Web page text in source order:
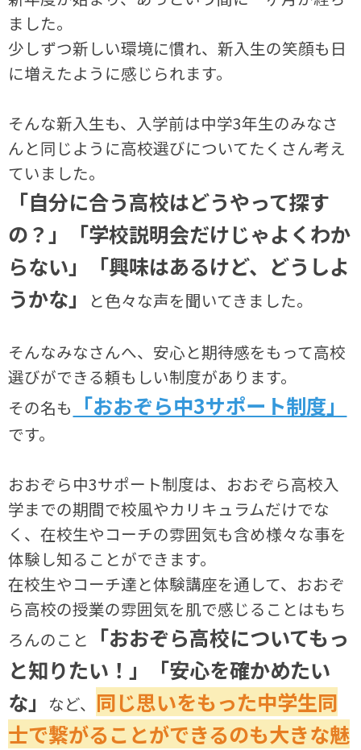
ました。
少しずつ新しい環境に慣れ、新入生の笑顔も日
に増えたように感じられます。
そんな新入生も、入学前は中学3年生のみなさ
んと同じように高校選びについてたくさん考え
ていました。
「自分に合う高校はどうやって探す
の？」「学校説明会だけじゃよくわか
らない」「興味はあるけど、どうしよ
うかな」
と色々な声を聞いてきました。
そんなみなさんへ、安心と期待感をもって高校
選びができる頼もしい制度があります。
その名も
「おおぞら中3サポート制度」
です。
おおぞら中3サポート制度は、おおぞら高校入
学までの期間で校風やカリキュラムだけでな
く、在校生やコーチの雰囲気も含め様々な事を
体験し知ることができます。
在校生やコーチ達と体験講座を通して、おおぞ
ら高校の授業の雰囲気を肌で感じることはもち
ろんのこと
「おおぞら高校についてもっ
と知りたい！」「安心を確かめたい
な」
など、 同じ思いをもった中学生同
士で繋がることができるのも大きな魅